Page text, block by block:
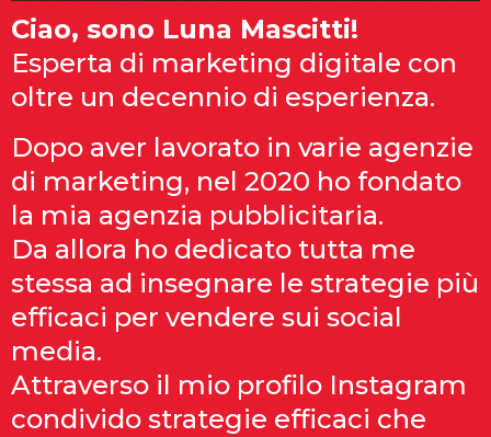
Ciao, sono Luna Mascitti!
Esperta di marketing digitale con
oltre un decennio di esperienza.
Dopo aver lavorato in varie agenzie
di marketing, nel 2020 ho fondato
la mia agenzia pubblicitaria.
Da allora ho dedicato tutta me
stessa ad insegnare le strategie più
efficaci per vendere sui social
media.
Attraverso il mio profilo Instagram
condivido strategie efficaci che